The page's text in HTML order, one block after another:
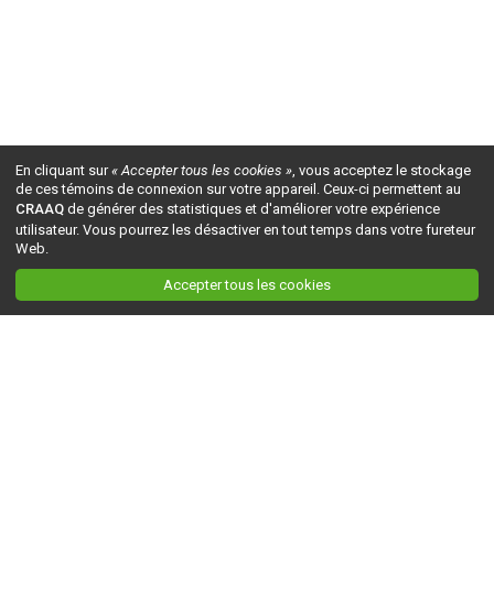
En cliquant sur« Accepter tous les cookies », vous acceptez le stockage
de ces témoins de connexion sur votre appareil. Ceux-ci permettent au
CRAAQ de générer des statistiques et d'améliorer votre expérience
utilisateur. Vous pourrez les désactiver en tout temps dans votre fureteur
Web.
Accepter tous les cookies